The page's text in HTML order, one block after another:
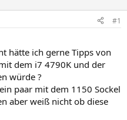
#1
hätte ich gerne Tipps von
dem i7 4790K und der
würde ?
paar mit dem 1150 Sockel
aber weiß nicht ob diese